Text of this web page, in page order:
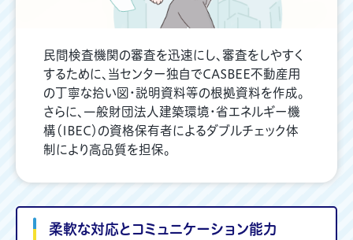
民間検査機関の審査を迅速にし、審査をしやすく
するために、当センター独自でCASBEE不動産用
の丁寧な拾い図・説明資料等の根拠資料を作成。
さらに、一般財団法人建築環境・省エネルギー機
構（IBEC）の資格保有者によるダブルチェック体
制により高品質を担保。
柔軟な対応とコミュニケーション能力